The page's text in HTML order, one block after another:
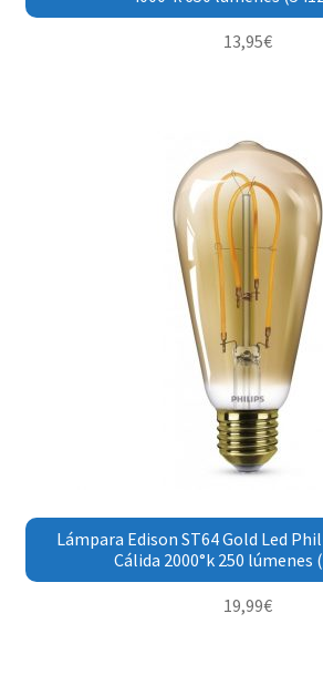
13,95€
Lámpara Edison ST64 Gold Led
Cálida 2000°k 250 lúmenes
19,99€